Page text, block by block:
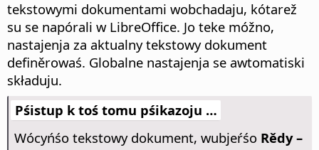
tekstowymi dokumentami wobchadaju, kótarež
su se napórali w LibreOffice. Jo teke móžno,
nastajenja za aktualny tekstowy dokument
definěrowaś. Globalne nastajenja se awtomatiski
składuju.
Pśistup k toś tomu pśikazoju …
Wócyńśo tekstowy dokument, wubjeŕśo Rědy –